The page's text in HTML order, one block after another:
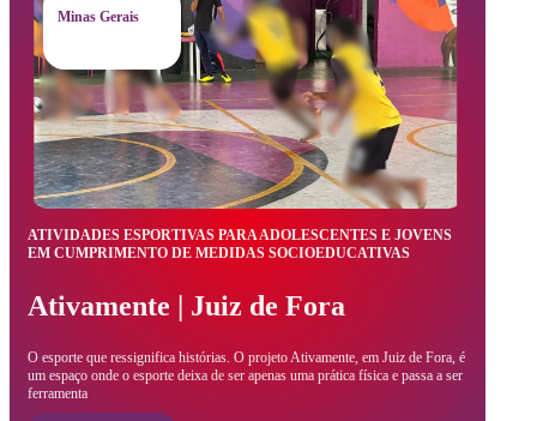
Minas Gerais
ATIVIDADES ESPORTIVAS PARA ADOLESCENTES E JOVENS
EM CUMPRIMENTO DE MEDIDAS SOCIOEDUCATIVAS
Ativamente | Juiz de Fora
O esporte que ressignifica histórias. O projeto Ativamente, em Juiz de Fora, é
um espaço onde o esporte deixa de ser apenas uma prática física e passa a ser
ferramenta